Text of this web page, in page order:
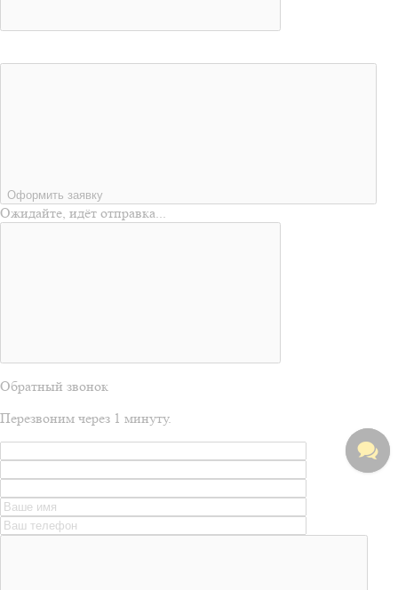
Оформить заявку
Ожидайте, идёт отправка...
Обратный звонок
Перезвоним через 1 минуту.